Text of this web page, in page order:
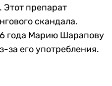
Этот препарат
скандала.
года Марию Шарапову
за его употребления.